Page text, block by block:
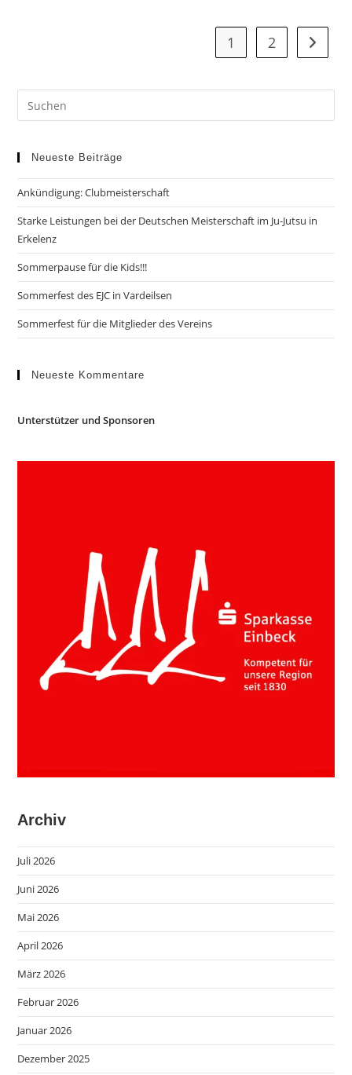
1 2 Zur
Neueste Beiträge
Ankündigung: Clubmeisterschaft
Starke Leistungen bei der Deutschen Meisterschaft im Ju-Jutsu in
Erkelenz
Sommerpause für die Kids!!!
Sommerfest des EJC in Vardeilsen
Sommerfest für die Mitglieder des Vereins
Neueste Kommentare
Unterstützer und Sponsoren
Archiv
Juli 2026
Juni 2026
Mai 2026
April 2026
März 2026
Februar 2026
Januar 2026
Dezember 2025